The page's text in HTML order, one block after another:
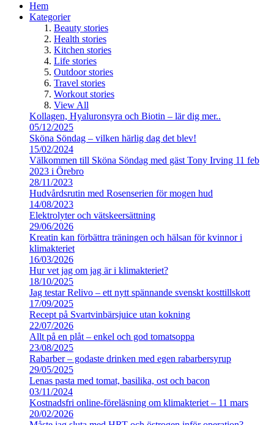
Hem
Kategorier
Beauty stories
Health stories
Kitchen stories
Life stories
Outdoor stories
Travel stories
Workout stories
View All
Kollagen, Hyaluronsyra och Biotin – lär dig mer..
05/12/2025
Sköna Söndag – vilken härlig dag det blev!
15/02/2024
Välkommen till Sköna Söndag med gäst Tony Irving 11 feb
2023 i Örebro
28/11/2023
Hudvårdsrutin med Rosenserien för mogen hud
14/08/2023
Elektrolyter och vätskeersättning
29/06/2026
Kreatin kan förbättra träningen och hälsan för kvinnor i
klimakteriet
16/03/2026
Hur vet jag om jag är i klimakteriet?
18/10/2025
Jag testar Relivo – ett nytt spännande svenskt kosttillskott
17/09/2025
Recept på Svartvinbärsjuice utan kokning
22/07/2026
Allt på en plåt – enkel och god tomatsoppa
23/08/2025
Rabarber – godaste drinken med egen rabarbersyrup
29/05/2025
Lenas pasta med tomat, basilika, ost och bacon
03/11/2024
Kostnadsfri online-föreläsning om klimakteriet – 11 mars
20/02/2026